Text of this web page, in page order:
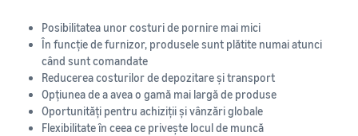
Posibilitatea unor costuri de pornire mai mici
În funcție de furnizor, produsele sunt plătite numai atunci
când sunt comandate
Reducerea costurilor de depozitare și transport
Opțiunea de a avea o gamă mai largă de produse
Oportunități pentru achiziții și vânzări globale
Flexibilitate în ceea ce privește locul de muncă